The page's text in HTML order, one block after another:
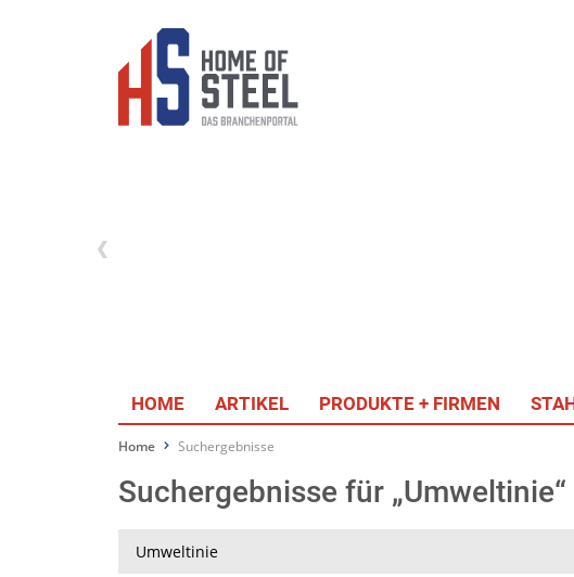
HOME ARTIKEL PRODUKTE + FIRMEN
Home Suchergebnisse
Suchergebnisse für „Umweltinie“